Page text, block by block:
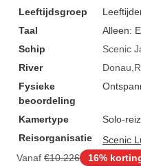
Leeftijdsgroep
Taal
Alleen:
Schip
Scenic
River
Donau
Fysieke
beoordeling
Kamertype
Solo-
Reisorganisatie
Scenic
Vanaf €10.226 16%